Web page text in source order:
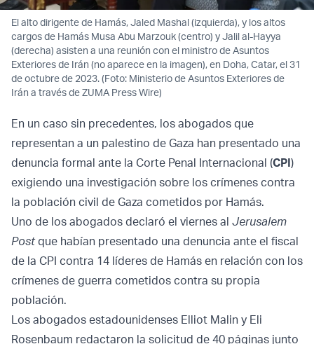
El alto dirigente de Hamás, Jaled Mashal (izquierda), y los altos
cargos de Hamás Musa Abu Marzouk (centro) y Jalil al-Hayya
(derecha) asisten a una reunión con el ministro de Asuntos
Exteriores de Irán (no aparece en la imagen), en Doha, Catar, el 31
de octubre de 2023. (Foto: Ministerio de Asuntos Exteriores de
Irán a través de ZUMA Press Wire)
En un caso sin precedentes, los abogados que
representan a un palestino de Gaza han presentado una
denuncia formal ante la Corte Penal Internacional (CPI)
exigiendo una investigación sobre los crímenes contra
la población civil de Gaza cometidos por Hamás.
Uno de los abogados declaró el viernes al Jerusalem
Postque habían presentado una denuncia ante el fiscal
de la CPI contra 14 líderes de Hamás en relación con los
crímenes de guerra cometidos contra su propia
población.
Los abogados estadounidenses Elliot Malin y Eli
Rosenbaum redactaron la solicitud de 40 páginas junto